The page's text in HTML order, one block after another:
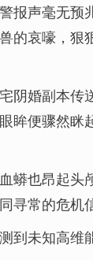
报声毫无预
的哀嚎，狠
阴婚副本传
眸便骤然眯
蟒也昂起头
寻常的危机
测到未知高